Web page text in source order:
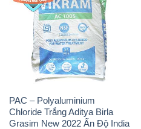
PAC – Polyaluminium
Chloride Trắng Aditya Birla
Grasim New 2022 Ấn Độ India